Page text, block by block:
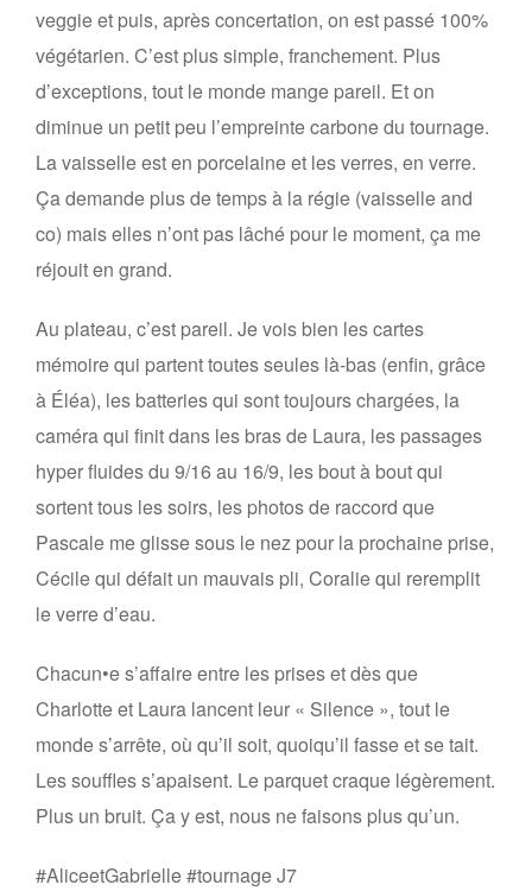
veggie et puis, après concertation, on est passé 100%
végétarien. C’est plus simple, franchement. Plus
d’exceptions, tout le monde mange pareil. Et on
diminue un petit peu l’empreinte carbone du tournage.
La vaisselle est en porcelaine et les verres, en verre.
Ça demande plus de temps à la régie (vaisselle and
co) mais elles n’ont pas lâché pour le moment, ça me
réjouit en grand.
Au plateau, c’est pareil. Je vois bien les cartes
mémoire qui partent toutes seules là-bas (enfin, grâce
à Éléa), les batteries qui sont toujours chargées, la
caméra qui finit dans les bras de Laura, les passages
hyper fluides du 9/16 au 16/9, les bout à bout qui
sortent tous les soirs, les photos de raccord que
Pascale me glisse sous le nez pour la prochaine prise,
Cécile qui défait un mauvais pli, Coralie qui reremplit
le verre d’eau.
Chacun•e s’affaire entre les prises et dès que
Charlotte et Laura lancent leur « Silence », tout le
monde s’arrête, où qu’il soit, quoiqu’il fasse et se tait.
Les souffles s’apaisent. Le parquet craque légèrement.
Plus un bruit. Ça y est, nous ne faisons plus qu’un.
#AliceetGabrielle #tournage J7